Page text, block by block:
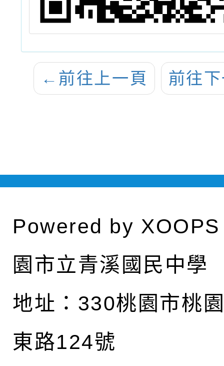
← 前往上一頁 前往
Powered by XOOPS
園市立青溪國民中學
地址： 330桃園市桃
東路124號